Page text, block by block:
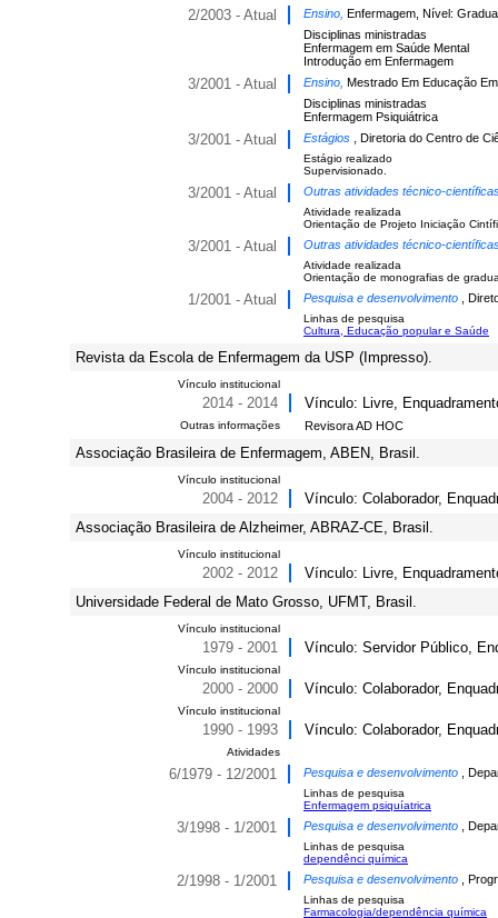
2/2003 - Atual Ensino, Enfermagem, Nível:
Disciplinas ministradas
Enfermagem em Saúde Mental
Introdução em Enfermagem
3/2001 - Atual Ensino, Mestrado Em Educação
Disciplinas ministradas
Enfermagem Psiquiátrica
3/2001 - Atual Estágios , Diretoria do Centro de
Estágio realizado
Supervisionado.
3/2001 - Atual Outras atividades técnico-
Atividade realizada
Orientação de Projeto Iniciação
3/2001 - Atual Outras atividades técnico-
Atividade realizada
Orientação de monografias de
1/2001 - Atual Pesquisa e desenvolvimento ,
Linhas de pesquisa
Cultura, Educação popular e Saúde
Revista da Escola de Enfermagem da USP (Impresso).
Vínculo institucional
2014 - 2014 Vínculo: Livre,
Outras informações Revisora AD HOC
Associação Brasileira de Enfermagem, ABEN, Brasil.
Vínculo institucional
2004 - 2012
Vínculo: Colaborador,
Associação Brasileira de Alzheimer, ABRAZ-CE, Brasil.
Vínculo institucional
2002 - 2012
Vínculo: Livre,
Universidade Federal de Mato Grosso, UFMT, Brasil.
Vínculo institucional
1979 - 2001 Vínculo: Servidor Público,
Vínculo institucional
2000 - 2000 Vínculo: Colaborador,
Vínculo institucional
1990 - 1993 Vínculo: Colaborador,
Atividades
6/1979 - 12/2001 Pesquisa e desenvolvimento ,
Linhas de pesquisa
Enfermagem psiquíatrica
3/1998 - 1/2001 Pesquisa e desenvolvimento ,
Linhas de pesquisa
dependênci química
2/1998 - 1/2001 Pesquisa e desenvolvimento ,
Linhas de pesquisa
Farmacologia/dependência química